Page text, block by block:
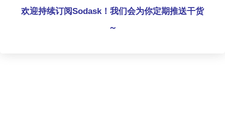
欢迎持续订阅Sodask！我们会为你定期推送干货
～